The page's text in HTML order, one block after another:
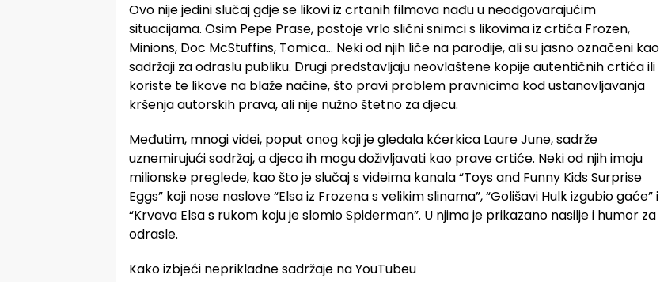
Ovo nije jedini slučaj gdje se likovi iz crtanih filmova nađu u neodgovarajućim
situacijama. Osim Pepe Prase, postoje vrlo slični snimci s likovima iz crtića Frozen,
Minions, Doc McStuffins, Tomica… Neki od njih liče na parodije, ali su jasno označeni kao
sadržaji za odraslu publiku. Drugi predstavljaju neovlaštene kopije autentičnih crtića ili
koriste te likove na blaže načine, što pravi problem pravnicima kod ustanovljavanja
kršenja autorskih prava, ali nije nužno štetno za djecu.
Međutim, mnogi videi, poput onog koji je gledala kćerkica Laure June, sadrže
uznemirujući sadržaj, a djeca ih mogu doživljavati kao prave crtiće. Neki od njih imaju
milionske preglede, kao što je slučaj s videima kanala “Toys and Funny Kids Surprise
Eggs” koji nose naslove “Elsa iz Frozena s velikim slinama”, “Golišavi Hulk izgubio gaće” i
“Krvava Elsa s rukom koju je slomio Spiderman”. U njima je prikazano nasilje i humor za
odrasle.
Kako izbjeći neprikladne sadržaje na YouTubeu